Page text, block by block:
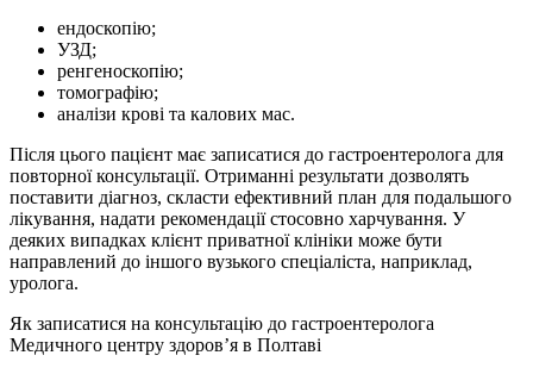
ендоскопію;
УЗД;
ренгеноскопію;
томографію;
аналізи крові та калових мас.
Після цього пацієнт має записатися до гастроентеролога для
повторної консультації. Отриманні результати дозволять
поставити діагноз, скласти ефективний план для подальшого
лікування, надати рекомендації стосовно харчування. У
деяких випадках клієнт приватної клініки може бути
направлений до іншого вузького спеціаліста, наприклад,
уролога.
Як записатися на консультацію до гастроентеролога
Медичного центру здоров’я в Полтаві